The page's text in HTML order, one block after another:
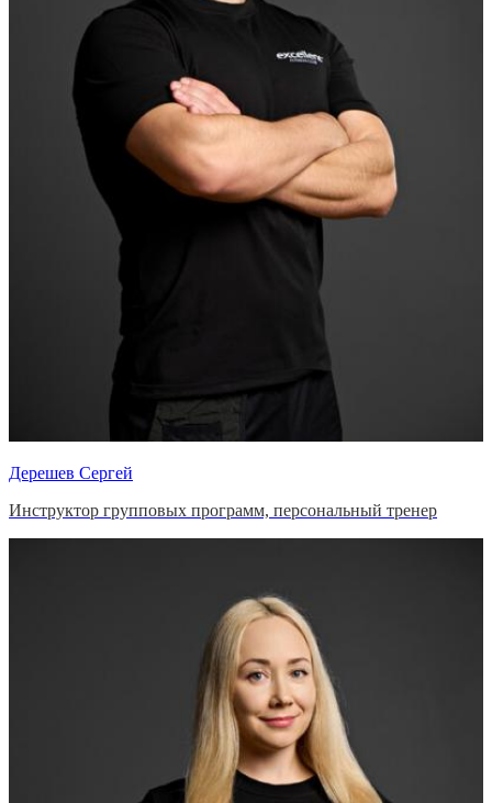
Дерешев Сергей
Инструктор групповых программ, персональный тренер